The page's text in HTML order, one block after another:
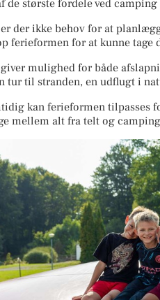
de største fordele ved
der ikke behov for at
ferieformen for at kunne tage
mulighed for både
tur til stranden, en udflugt i
kan ferieformen tilpasses
mellem alt fra telt og